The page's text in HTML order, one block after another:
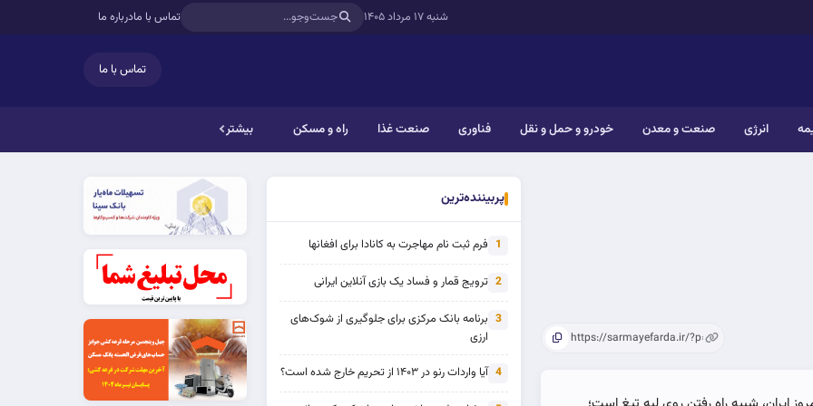
شنبه ۱۷ مرداد ۱۴۰۵ تماس با مادرباره ما
تماس با ما
انرژی صنعت و معدن خودرو و حمل و نقل فناوری صنعت غذا راه و مسکن بیشتر
پربیننده‌ترین
1 فرم ثبت نام مهاجرت به کانادا برای افغانها
2 ترویج قمار و فساد یک بازی آنلاین ایرانی
3 برنامه بانک مرکزی برای جلوگیری از شوک‌های
ارزی
4 آیا واردات رنو در ۱۴۰۳ از تحریم خارج شده است؟